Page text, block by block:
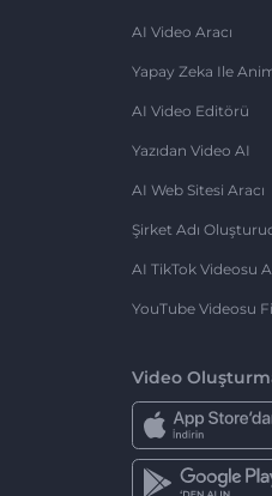
AI Video Aracı
Yapay Zeka Ile
AI Video Editörü
Yazıdan Video AI
AI Web Sitesi Aracı
Şirket Adı
AI TikTok Videosu
YouTube Videosu
Video